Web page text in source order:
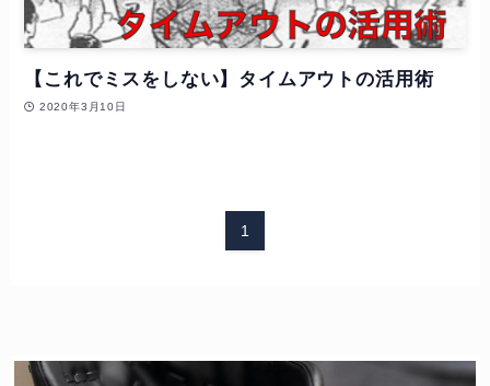
【これでミスをしない】タイムアウトの活用術
2020年3月10日
1